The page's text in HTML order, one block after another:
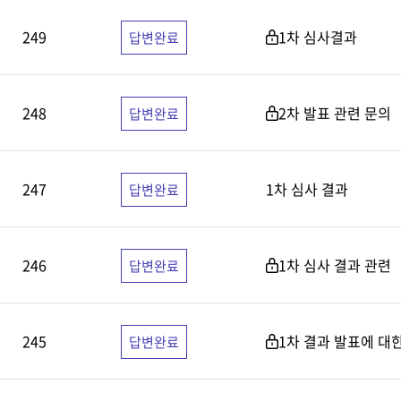
249 답변완료 1차 심사결과
248 답변완료 2차 발표 관련 문의
247 답변완료 1차 심사 결과
246 답변완료 1차 심사 결과 관련
245 답변완료 1차 결과 발표에 대